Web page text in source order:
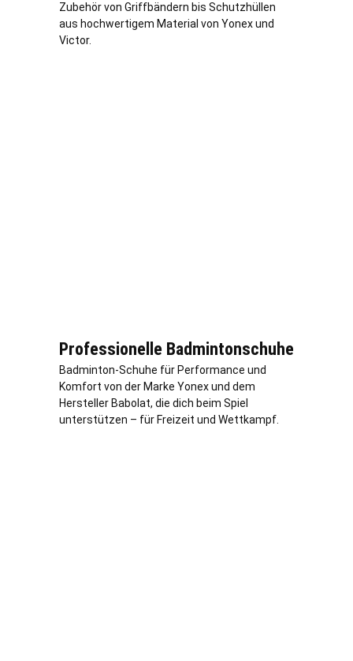
Zubehör von Griffbändern bis Schutzhüllen
aus hochwertigem Material von Yonex und
Victor.
Professionelle Badmintonschuhe
Badminton-Schuhe für Performance und
Komfort von der Marke Yonex und dem
Hersteller Babolat, die dich beim Spiel
unterstützen – für Freizeit und Wettkampf.